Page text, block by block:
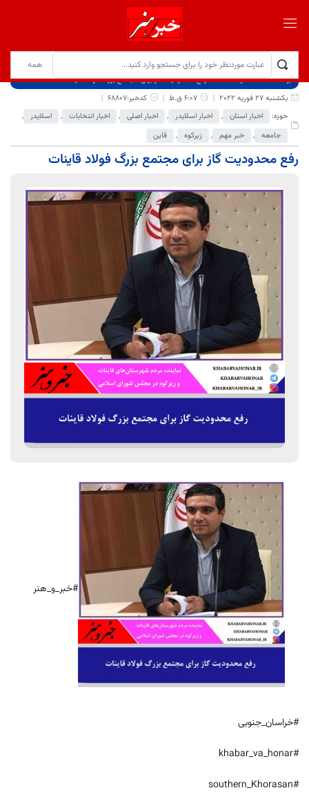
برگ نخست نوشته‌ها
رفع محدودیت گاز برای مجتمع بزرگ فولاد قاینات
یکشنبه 27 فوریه 2022
6:07 ق.ظ
کدخبر:68807
حوزه:
اخبار استان , اخبار اسلایدر , اخبار اصلی , اخبار انتخابات , اسلایدر
,
جامعه , خبر مهم , زیرکوه , قاین
رفع محدودیت گاز برای مجتمع بزرگ فولاد قاینات
#خبر_و_هنر
#خراسان_جنوبی
#khabar_va_honar
#southern_Khorasan